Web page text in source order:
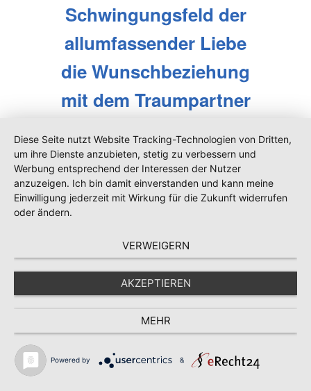
Schwingungsfeld der
allumfassender Liebe
die Wunschbeziehung
mit dem Traumpartner
Hallo Susanna,
nachdem ich das zweite Mal den Kurs
ein ganz großer Traum ist in Erfüllung
gegangen. Ich habe mein Herzblatt
gefunden und was da von Gefühlen da
ist, das ist einfach traumhaft - so wie
Diese Seite nutzt Website Tracking-Technologien von Dritten,
um ihre Dienste anzubieten, stetig zu verbessern und
Werbung entsprechend der Interessen der Nutzer
anzuzeigen. Ich bin damit einverstanden und kann meine
Einwilligung jederzeit mit Wirkung für die Zukunft widerrufen
oder ändern.
VERWEIGERN
AKZEPTIEREN
MEHR
Powered by &